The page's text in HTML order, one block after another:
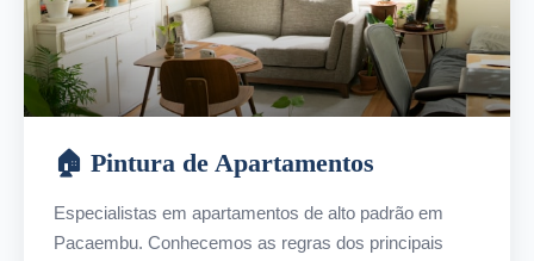
🏠 Pintura de Apartamentos
Especialistas em apartamentos de alto padrão em
Pacaembu. Conhecemos as regras dos principais